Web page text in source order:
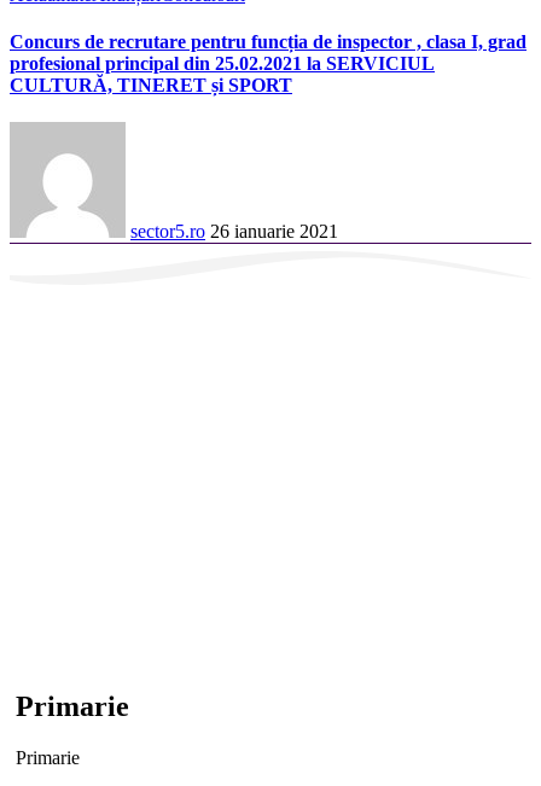
Concurs de recrutare pentru funcția de inspector , clasa I, grad
profesional principal din 25.02.2021 la SERVICIUL
CULTURĂ, TINERET și SPORT
sector5.ro 26 ianuarie 2021
Primarie
Primarie